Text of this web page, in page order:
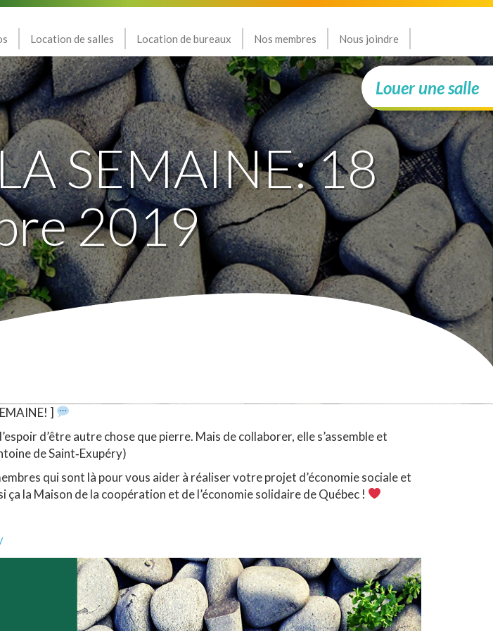
Location de salles Location de bureaux Nos membres Nous joindre
Louer une salle
SEMAINE: 18
2019
]
d’être autre chose que pierre. Mais de collaborer, elle s’assemble et
de Saint‑Exupéry)
qui sont là pour vous aider à réaliser votre projet d’économie sociale et
ça la Maison de la coopération et de l’économie solidaire de Québec !